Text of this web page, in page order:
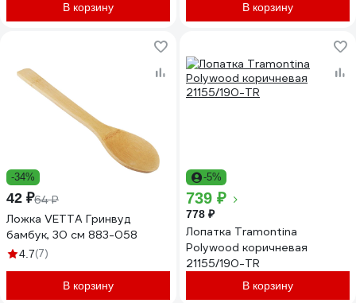
В корзину В корзину
-34%
42 ₽64 ₽
Ложка VETTA Гринвуд
бамбук, 30 см 883-058
4.7(7)
В корзину
-5%
739 ₽
778 ₽
Лопатка Tramontina
Polywood коричневая
21155/190-TR
В корзину